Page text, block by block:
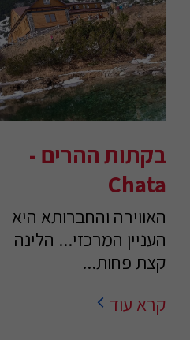
בקתות ההרים -
Chata
האווירה והחברותא היא
העניין המרכזי... הלינה
קצת פחות...
קרא עוד